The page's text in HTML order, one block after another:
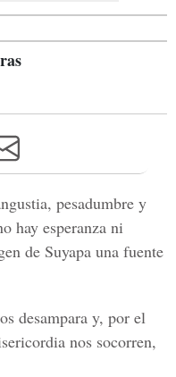
pesadumbre y
hay esperanza ni
de Suyapa una fuente
desampara y, por el
nos socorren,